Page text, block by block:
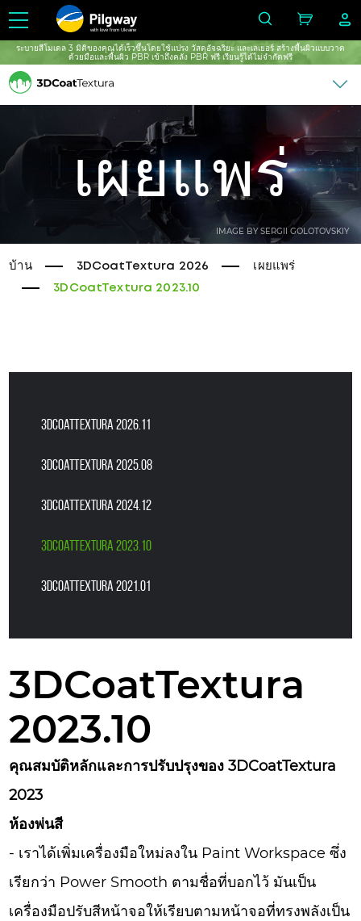
with love from Ukraine
ระบายสีโมเดล 3 มิติของคุณได้เร็วขึ้นโดยใช้แปรง วัสดุอัจฉริยะ และเลเยอร์ สร้างพื้นผิวแบบวาด
ด้วยมือและพื้นผิว PBR เข้าถึงคลัง PBR ฟรี เรียนรู้ได้ไม่จำกัดฟรี
IMAGE BY SERGII GOLOTOVSKIY
เผยแพร่
บ้าน 3DCoatTextura 2026
เผยแพร่
3DCoatTextura 2023.10
3DCoatTextura 2026.11
3DCoatTextura 2025.08
3DCoatTextura 2024.12
3DCoatTextura 2023.10
3DCoatTextura 2021.01
3DCoatTextura
2023.10
คุณสมบัติหลักและการปรับปรุงของ 3DCoatTextura
2023
ห้องพ่นสี
- เราได้เพิ่มเครื่องมือใหม่ลงใน Paint Workspace ซึ่ง
เรียกว่า Power Smooth ตามชื่อที่บอกไว้ มันเป็น
เครื่องมือปรับสีหน้าจอให้เรียบตามหน้าจอที่ทรงพลังเป็น